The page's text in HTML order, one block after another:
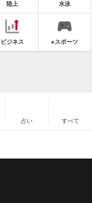
陸上 水泳
ビジネス eスポーツ
占い すべて